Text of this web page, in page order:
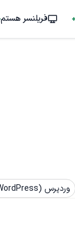
فریلنسر هستم
وردپرس (WordPress)